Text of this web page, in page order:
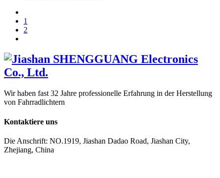
1
2
Wir haben fast 32 Jahre professionelle Erfahrung in der Herstellung
von Fahrradlichtern
Kontaktiere uns
Die Anschrift: NO.1919, Jiashan Dadao Road, Jiashan City,
Zhejiang, China